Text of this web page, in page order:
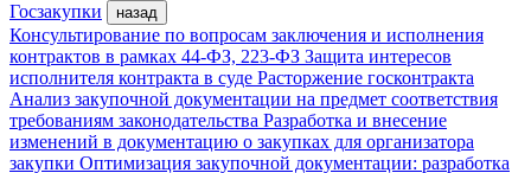
Госзакупки
назад
Консультирование по вопросам заключения и исполнения
контрактов в рамках 44-ФЗ, 223-ФЗ Защита интересов
исполнителя контракта в суде Расторжение госконтракта
Анализ закупочной документации на предмет соответствия
требованиям законодательства Разработка и внесение
изменений в документацию о закупках для организатора
закупки Оптимизация закупочной документации: разработка